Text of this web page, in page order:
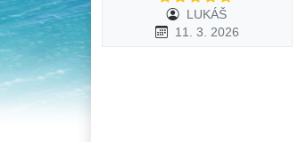
LUKÁŠ
11. 3. 2026